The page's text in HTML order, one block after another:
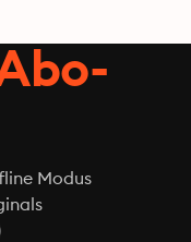
Modus